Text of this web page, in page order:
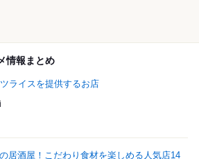
情報まとめ
ライスを提供するお店
居酒屋！こだわり食材を楽しめる人気店14